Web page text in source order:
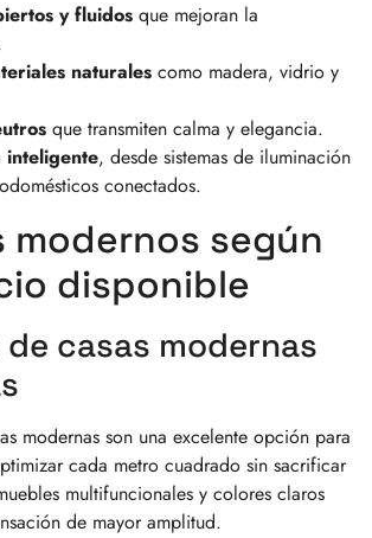
y fluidos que mejoran la
naturales como madera, vidrio y
que transmiten calma y elegancia.
inteligente, desde sistemas de iluminación
conectados.
modernos según
disponible
de casas modernas
modernas son una excelente opción para
cada metro cuadrado sin sacrificar
multifuncionales y colores claros
de mayor amplitud.